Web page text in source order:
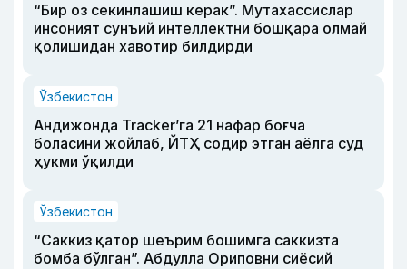
“Бир оз секинлашиш керак”. Мутахассислар
инсоният сунъий интеллектни бошқара олмай
қолишидан хавотир билдирди
Ўзбекистон
Андижонда Tracker’га 21 нафар боғча
боласини жойлаб, ЙТҲ содир этган аёлга суд
ҳукми ўқилди
Ўзбекистон
“Саккиз қатор шеърим бошимга саккизта
бомба бўлган”. Абдулла Ориповни сиёсий